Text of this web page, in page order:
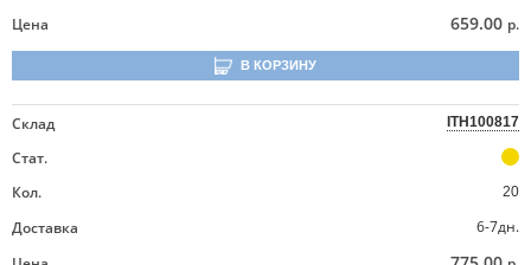
Цена
659.00 р.
В КОРЗИНУ
Склад ITH100817
Стат.
Кол.
20
Доставка
6-7дн.